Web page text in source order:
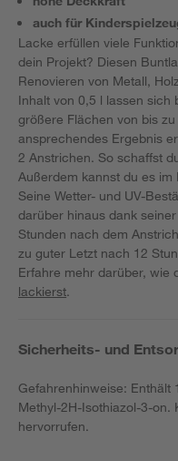
auch für
Lacke erfüllen viele
dein Projekt? Diesen
Renovieren von Metall,
Inhalt von 0,5 l lassen sich
größere Flächen von bis
ansprechendes Ergebnis
2 Anstrichen. So schaffst
Außerdem kannst du es
Seine Wetter- und UV-
darüber hinaus dank
Stunden nach dem
zu guter Letzt nach 12
Erfahre mehr darüber, wie
lackierst.
Sicherheits- und
Gefahrenhinweise: Enthält
Methyl-2H-Isothiazol-3-on.
hervorrufen.